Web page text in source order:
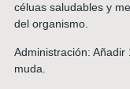
céluas saludables y
del organismo.
Administración:
muda.